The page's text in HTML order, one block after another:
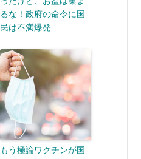
るな！政府の命令に国
民は不満爆発
もう極論ワクチンが国